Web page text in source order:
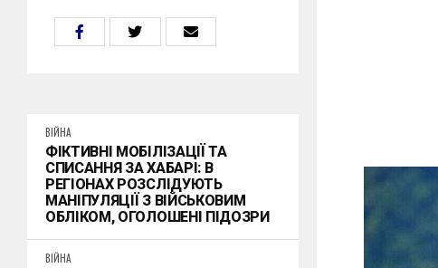
ВІЙНА
ФІКТИВНІ МОБІЛІЗАЦІЇ ТА
СПИСАННЯ ЗА ХАБАРІ: В
РЕГІОНАХ РОЗСЛІДУЮТЬ
МАНІПУЛЯЦІЇ З ВІЙСЬКОВИМ
ОБЛІКОМ, ОГОЛОШЕНІ ПІДОЗРИ
ВІЙНА